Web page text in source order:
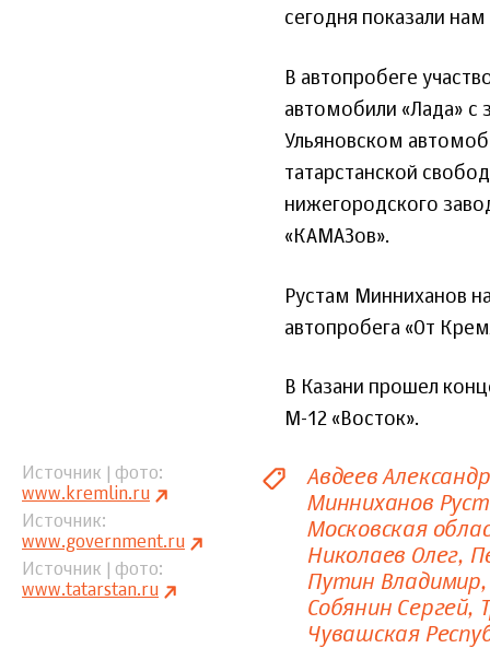
сегодня показали
В автопробеге
автомобили «Лада» с
Ульяновском
татарстанской
нижегородского
«КАМАЗов».
Рустам Минниханов
автопробега «От
В Казани прошел
М-12 «Восток».
Источник | фото
www.kremlin.ru
Источник
www.government.ru
Источник | фото
www.tatarstan.ru
Авдеев Александр
Минниханов
Московская
Николаев Олег
Путин Владимир
Собянин Сергей
Чувашская